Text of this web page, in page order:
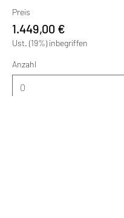
Preis
1.449,00 €
Ust. (19%) inbegriffen
Anzahl